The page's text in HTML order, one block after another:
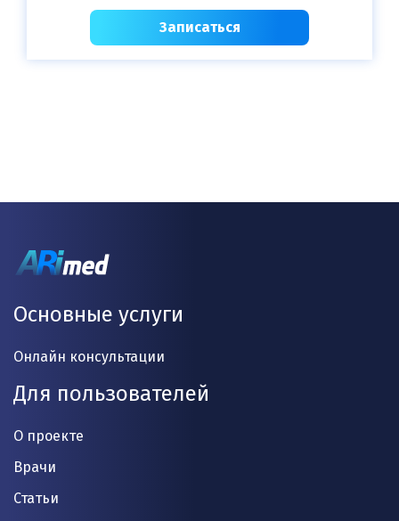
Записаться
Основные услуги
Онлайн консультации
Для пользователей
О проекте
Врачи
Статьи